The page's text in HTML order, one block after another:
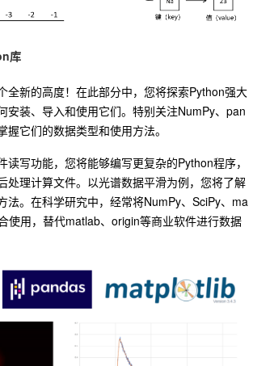
库
全新的高度！在此部分中，您将探索Python强大
安装、导入和使用它们。特别关注NumPy、pan
它们的数据类型和使用方法。
读写功能，您将能够编写更复杂的Python程序，
处理计算文件。以光谱数据平滑为例，您将了解
法。在科学研究中，经常将NumPy、SciPy、ma
使用，替代matlab、origin等商业软件进行数据